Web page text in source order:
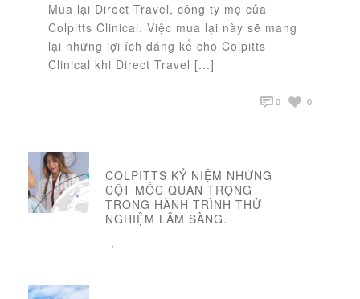
Mua lại Direct Travel, công ty mẹ của
Colpitts Clinical. Việc mua lại này sẽ mang
lại những lợi ích đáng kể cho Colpitts
Clinical khi Direct Travel [...]
0 0
COLPITTS KỶ NIỆM NHỮNG
CỘT MỐC QUAN TRỌNG
TRONG HÀNH TRÌNH THỬ
NGHIỆM LÂM SÀNG.
,